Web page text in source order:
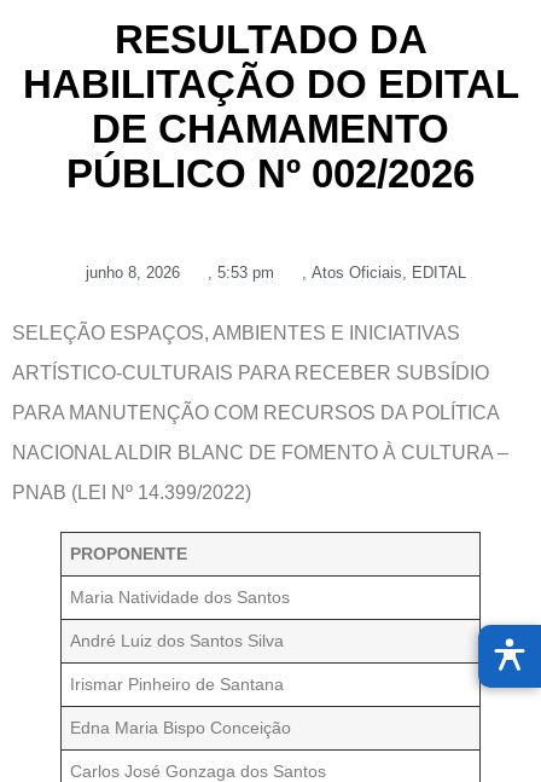
RESULTADO DA
HABILITAÇÃO DO EDITAL
DE CHAMAMENTO
PÚBLICO Nº 002/2026
junho 8, 2026 , 5:53 pm , Atos Oficiais, EDITAL
SELEÇÃO ESPAÇOS, AMBIENTES E INICIATIVAS
ARTÍSTICO-CULTURAIS PARA RECEBER SUBSÍDIO
PARA MANUTENÇÃO COM RECURSOS DA POLÍTICA
NACIONAL ALDIR BLANC DE FOMENTO À CULTURA –
PNAB (LEI Nº 14.399/2022)
PROPONENTE
Maria Natividade dos Santos
André Luiz dos Santos Silva
Irismar Pinheiro de Santana
Edna Maria Bispo Conceição
Carlos José Gonzaga dos Santos